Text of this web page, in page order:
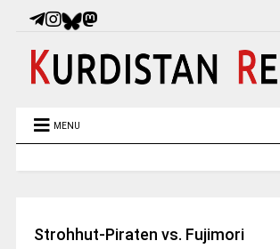
MENU
Strohhut-Piraten vs. Fujimori